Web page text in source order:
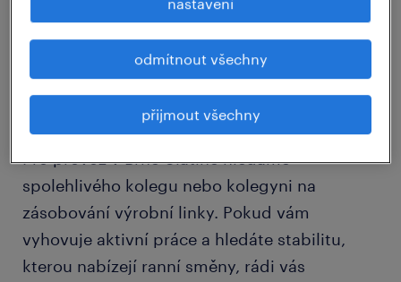
detail nabídky
Pevný pracovní režim a volné víkendy? V
Brně-Slatině to jde.
Pro provoz v Brně-Slatině hledáme
spolehlivého kolegu nebo kolegyni na
zásobování výrobní linky. Pokud vám
vyhovuje aktivní práce a hledáte stabilitu,
kterou nabízejí ranní směny, rádi vás
nastavení
odmítnout všechny
přijmout všechny